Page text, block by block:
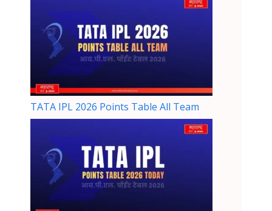
TATA IPL 2026 Points Table All Team